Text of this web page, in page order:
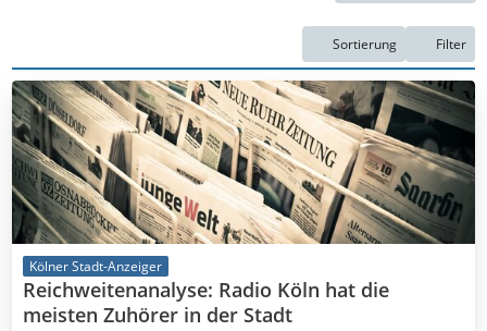
Sortierung Filter
Kölner Stadt-Anzeiger
Reichweitenanalyse: Radio Köln hat die
meisten Zuhörer in der Stadt